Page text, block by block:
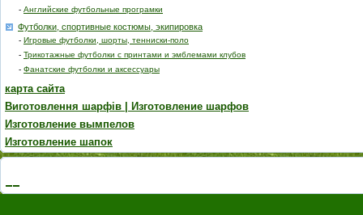
- Английские футбольные програмки
Футболки, спортивные костюмы, экипировка
- Игровые футболки, шорты, тенниски-поло
- Трикотажные футболки с принтами и эмблемами клубов
- Фанатские футболки и аксессуары
карта сайта
Виготовлення шарфів | Изготовление шарфов
Изготовление вымпелов
Изготовление шапок